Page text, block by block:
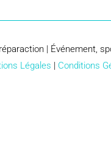
| Événement,
Légales | Conditions